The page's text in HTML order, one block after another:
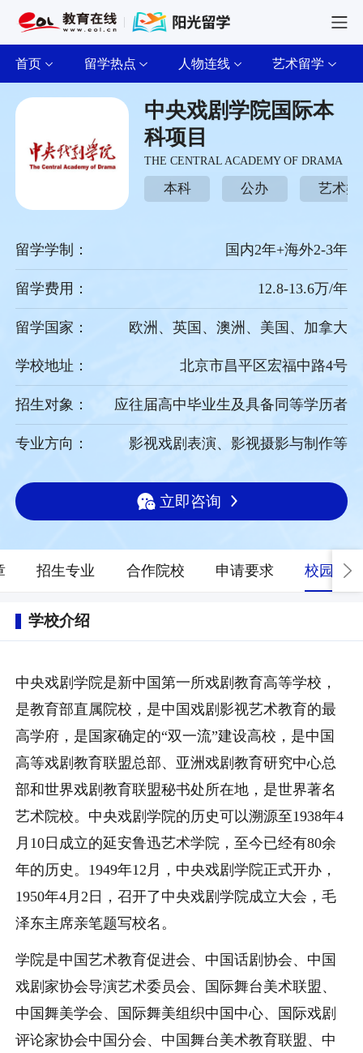
首页 留学热点 人物连线 艺术留学
中央戏剧学院国际本
科项目
THE CENTRAL ACADEMY OF DRAMA
本科 公办 艺术类
留学学制： 国内2年+海外2-3年
留学费用： 12.8-13.6万/年
留学国家： 欧洲、英国、澳洲、美国、加拿大
学校地址： 北京市昌平区宏福中路4号
招生对象： 应往届高中毕业生及具备同等学历者
专业方向： 影视戏剧表演、影视摄影与制作等
立即咨询
招生专业 合作院校 申请要求 校园风光
学校介绍
中央戏剧学院是新中国第一所戏剧教育高等学校，
是教育部直属院校，是中国戏剧影视艺术教育的最
高学府，是国家确定的“双一流”建设高校，是中国
高等戏剧教育联盟总部、亚洲戏剧教育研究中心总
部和世界戏剧教育联盟秘书处所在地，是世界著名
艺术院校。中央戏剧学院的历史可以溯源至1938年4
月10日成立的延安鲁迅艺术学院，至今已经有80余
年的历史。1949年12月，中央戏剧学院正式开办，
1950年4月2日，召开了中央戏剧学院成立大会，毛
泽东主席亲笔题写校名。
学院是中国艺术教育促进会、中国话剧协会、中国
戏剧家协会导演艺术委员会、国际舞台美术联盟、
中国舞美学会、国际舞美组织中国中心、国际戏剧
评论家协会中国分会、中国舞台美术教育联盟、中